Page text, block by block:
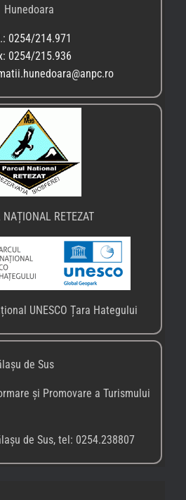
Hunedoara
0254/214.971
0254/215.936
NAȚIONAL RETEZAT
UNESCO Țara Hategului
de Sus
și Promovare a Turismului
de Sus, tel: 0254.238807